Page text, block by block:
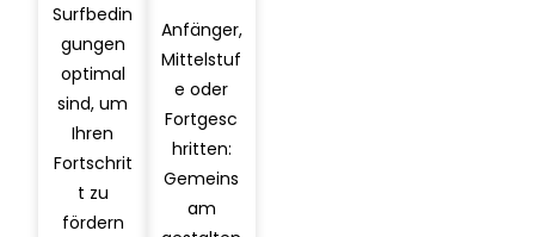
Surfbedin
gungen
optimal
sind, um
Ihren
Fortschrit
t zu
fördern
Anfänger,
Mittelstuf
e oder
Fortgesc
hritten:
Gemeins
am